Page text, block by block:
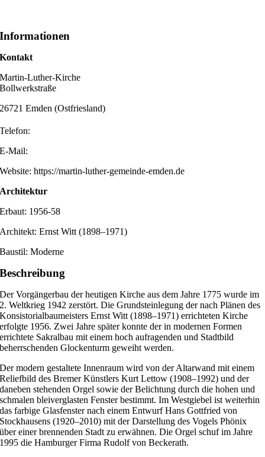
Informationen
Kontakt
Martin-Luther-Kirche
Bollwerkstraße
26721 Emden (Ostfriesland)
Telefon:
E-Mail:
Website: https://martin-luther-gemeinde-emden.de
Architektur
Erbaut: 1956-58
Architekt: Ernst Witt (1898–1971)
Baustil: Moderne
Beschreibung
Der Vorgängerbau der heutigen Kirche aus dem Jahre 1775 wurde im
2. Weltkrieg 1942 zerstört. Die Grundsteinlegung der nach Plänen des
Konsistorialbaumeisters Ernst Witt (1898–1971) errichteten Kirche
erfolgte 1956. Zwei Jahre später konnte der in modernen Formen
errichtete Sakralbau mit einem hoch aufragenden und Stadtbild
beherrschenden Glockenturm geweiht werden.
Der modern gestaltete Innenraum wird von der Altarwand mit einem
Reliefbild des Bremer Künstlers Kurt Lettow (1908–1992) und der
daneben stehenden Orgel sowie der Belichtung durch die hohen und
schmalen bleiverglasten Fenster bestimmt. Im Westgiebel ist weiterhin
das farbige Glasfenster nach einem Entwurf Hans Gottfried von
Stockhausens (1920–2010) mit der Darstellung des Vogels Phönix
über einer brennenden Stadt zu erwähnen. Die Orgel schuf im Jahre
1995 die Hamburger Firma Rudolf von Beckerath.